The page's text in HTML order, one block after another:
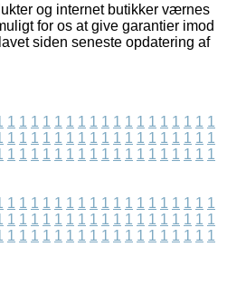
og internet butikker værnes
for os at give garantier imod
siden seneste opdatering af
1 1 1 1 1 1 1 1 1 1 1 1 1 1 1 1 1 1
1 1 1 1 1 1 1 1 1 1 1 1 1 1 1 1 1 1
1 1 1 1 1 1 1 1 1 1 1 1 1 1 1 1 1 1
1 1 1 1 1 1 1 1 1 1 1 1 1 1 1 1 1 1
1 1 1 1 1 1 1 1 1 1 1 1 1 1 1 1 1 1
1 1 1 1 1 1 1 1 1 1 1 1 1 1 1 1 1 1